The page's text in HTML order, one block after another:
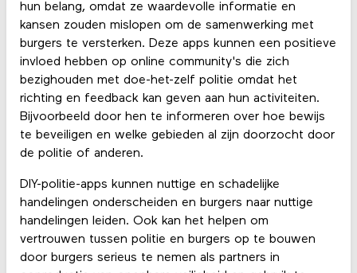
hun belang, omdat ze waardevolle informatie en
kansen zouden mislopen om de samenwerking met
burgers te versterken. Deze apps kunnen een positieve
invloed hebben op online community's die zich
bezighouden met doe-het-zelf politie omdat het
richting en feedback kan geven aan hun activiteiten.
Bijvoorbeeld door hen te informeren over hoe bewijs
te beveiligen en welke gebieden al zijn doorzocht door
de politie of anderen.
DIY-politie-apps kunnen nuttige en schadelijke
handelingen onderscheiden en burgers naar nuttige
handelingen leiden. Ook kan het helpen om
vertrouwen tussen politie en burgers op te bouwen
door burgers serieus te nemen als partners in